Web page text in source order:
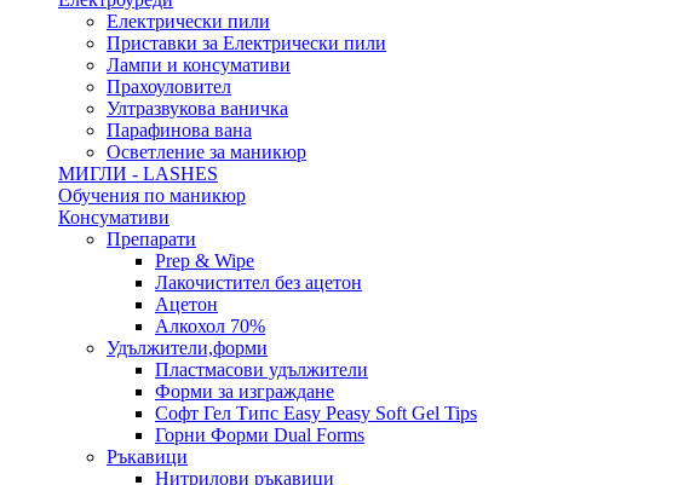
Електрически пили
Приставки за Електрически пили
Лампи и консумативи
Прахоуловител
Ултразвукова ваничка
Парафинова вана
Осветление за маникюр
МИГЛИ - LASHES
Обучения по маникюр
Консумативи
Препарати
Prep & Wipe
Лакочистител без ацетон
Ацетон
Алкохол 70%
Удължители,форми
Пластмасови удължители
Форми за изграждане
Софт Гел Типс Easy Peasy Soft Gel Tips
Горни Форми Dual Forms
Ръкавици
Нитрилови ръкавици